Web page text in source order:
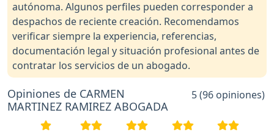
autónoma. Algunos perfiles pueden corresponder a
despachos de reciente creación. Recomendamos
verificar siempre la experiencia, referencias,
documentación legal y situación profesional antes de
contratar los servicios de un abogado.
Opiniones de CARMEN
MARTINEZ RAMIREZ ABOGADA
5 (96 opiniones)